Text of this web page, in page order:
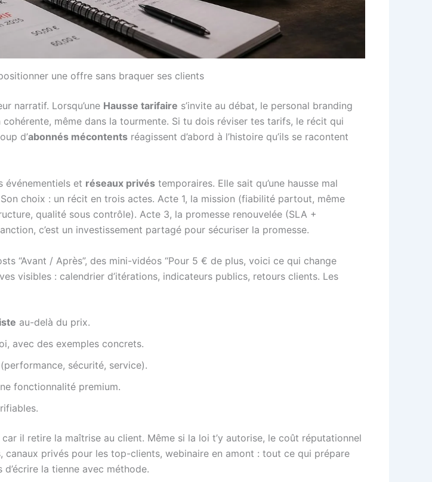
une offre sans braquer ses clients
narratif. Lorsqu’une Hausse tarifaire s’invite au débat, le personal branding
même dans la tourmente. Si tu dois réviser tes tarifs, le récit qui
d’abonnés mécontents réagissent d’abord à l’histoire qu’ils se racontent
événementiels et réseaux privés temporaires. Elle sait qu’une hausse mal
choix : un récit en trois actes. Acte 1, la mission (fiabilité partout, même
qualité sous contrôle). Acte 3, la promesse renouvelée (SLA +
c’est un investissement partagé pour sécuriser la promesse.
“Avant / Après”, des mini-vidéos “Pour 5 € de plus, voici ce qui change
visibles : calendrier d’itérations, indicateurs publics, retours clients. Les
au-delà du prix.
avec des exemples concrets.
sécurité, service).
fonctionnalité premium.
car il retire la maîtrise au client. Même si la loi t’y autorise, le coût réputationnel
canaux privés pour les top-clients, webinaire en amont : tout ce qui prépare
la tienne avec méthode.